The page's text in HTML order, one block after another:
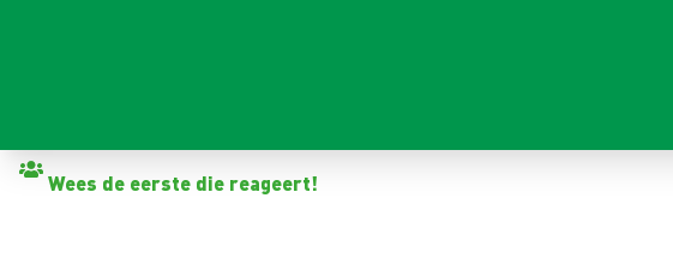
Wees de eerste die reageert!